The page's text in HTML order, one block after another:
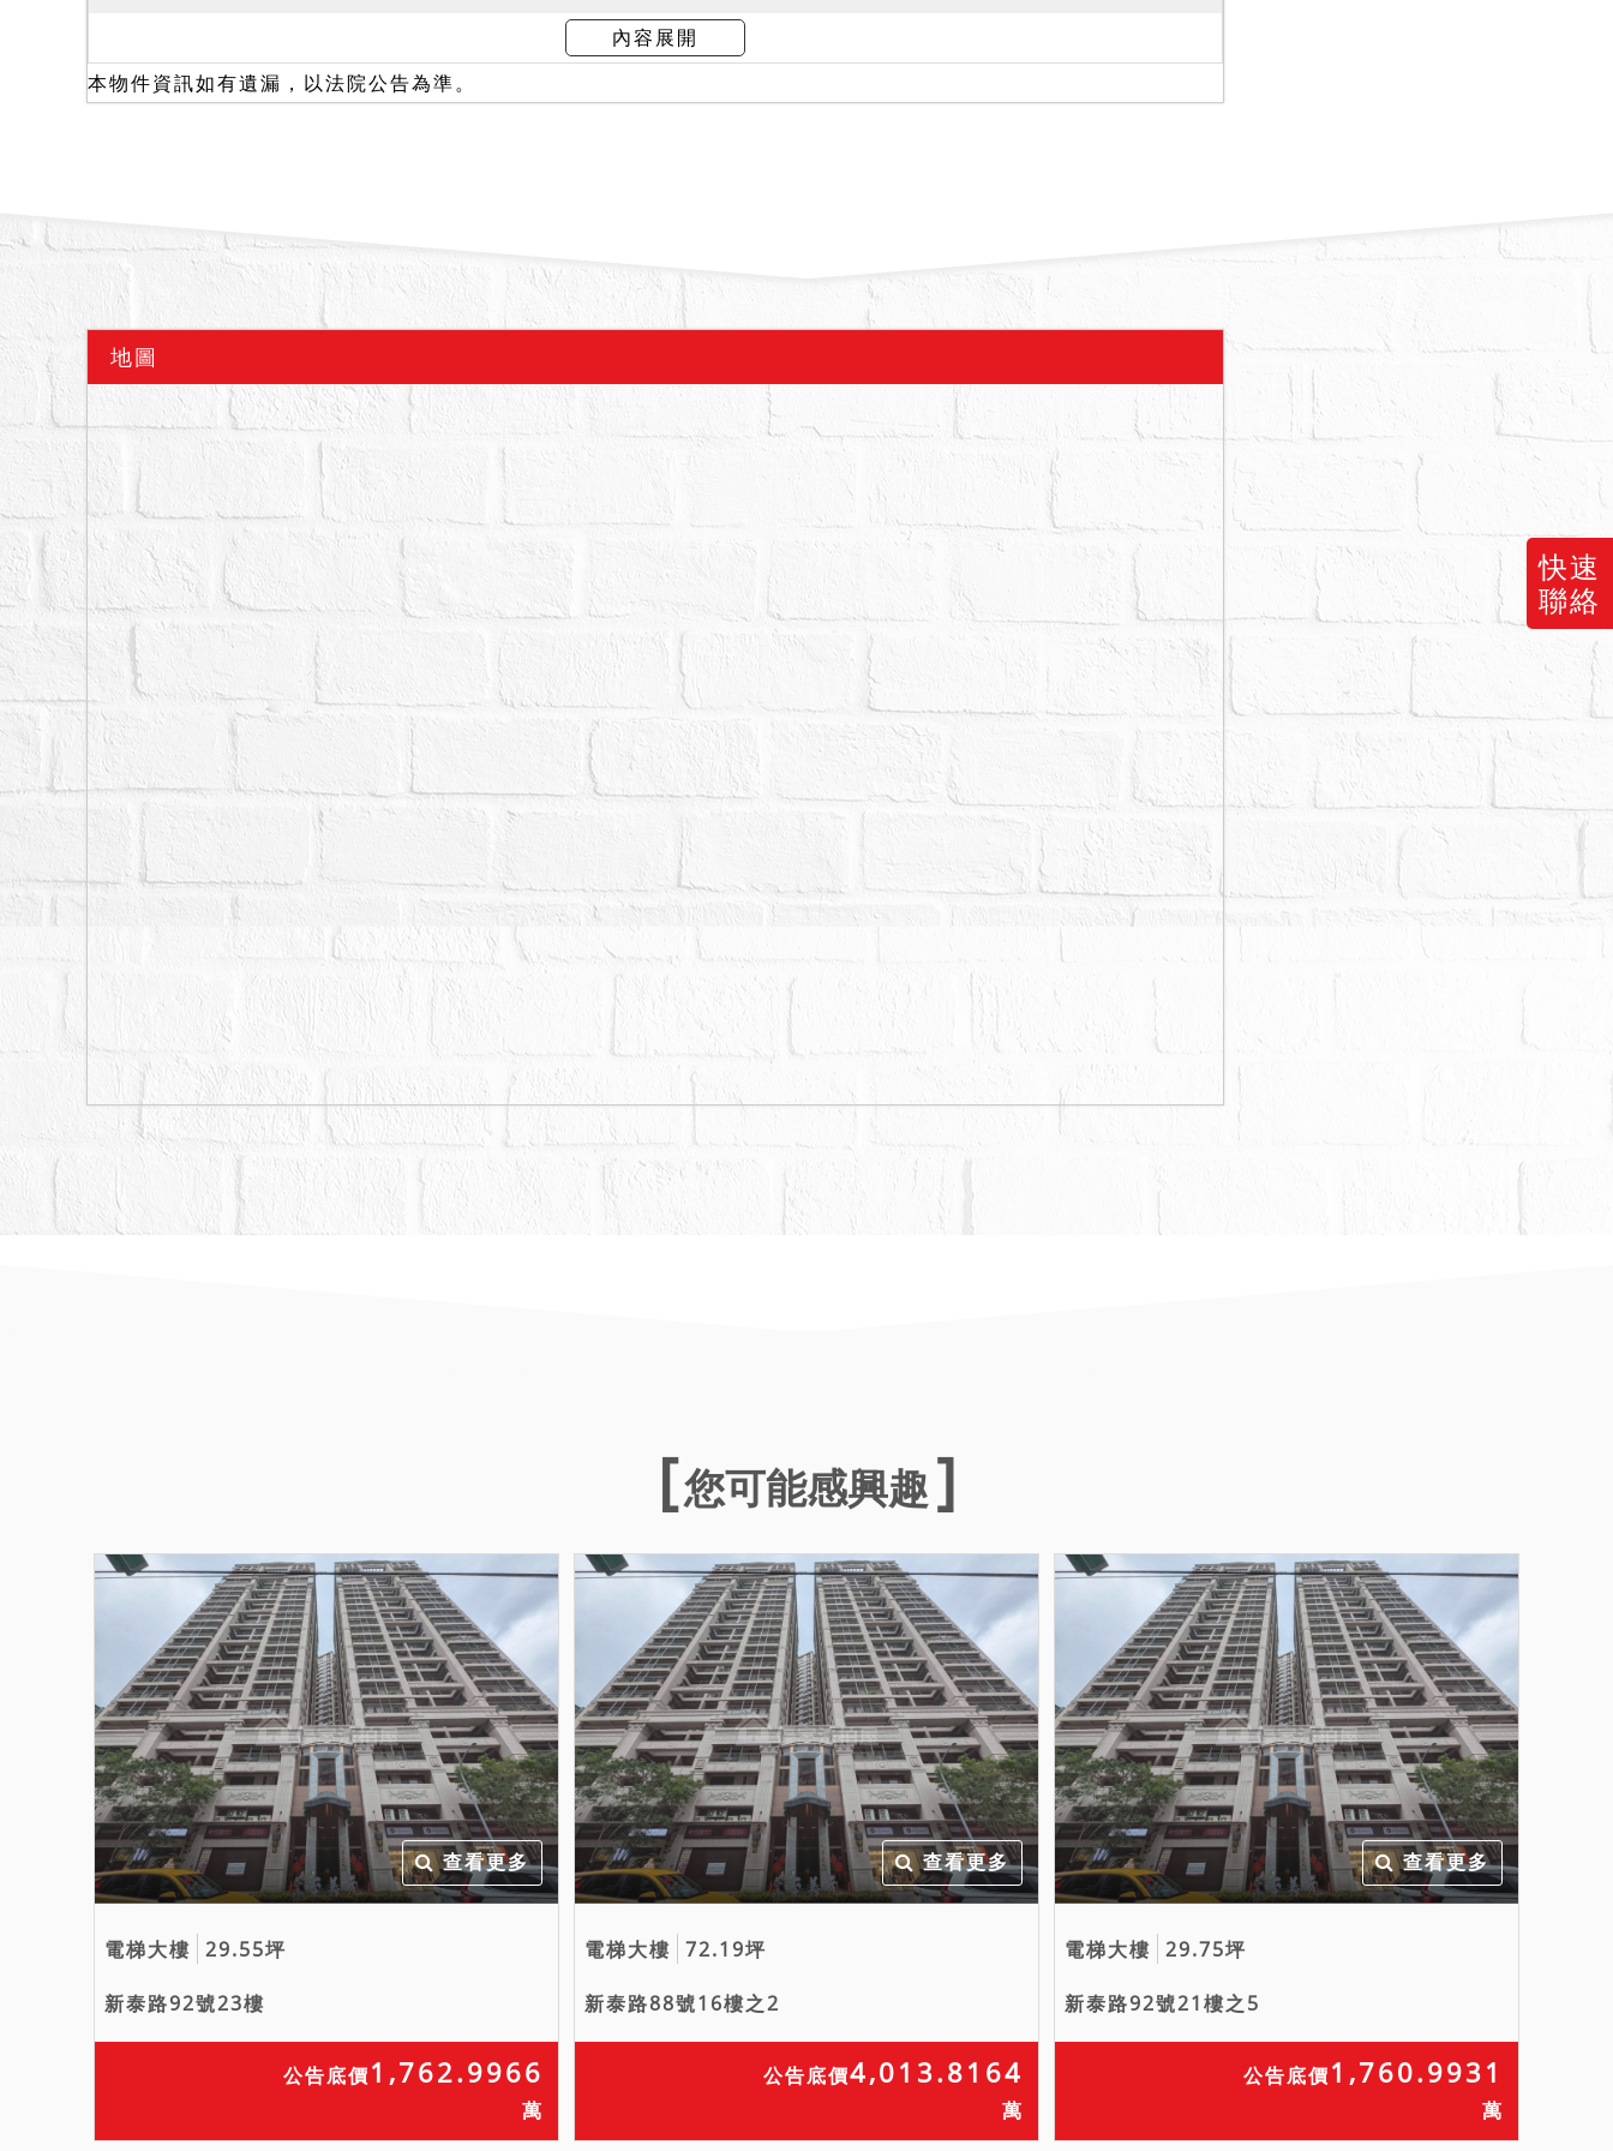
快速
聯絡
標的5155建號為增建，為頂樓鐵皮增建，與隔壁增建共用大門，進入後又分左右兩側門
口，拍定人或得標人應負擔被拆除危險，不得異議。
備註
四、拍定後須通知優先承買權人行使優先承買權，可能需相當時日（數月至數年不等）。
若有優先承買權爭議，於該爭議確定時，始核發權利移轉證書。倘有優先承買權人聲明優
先承買，保證金於優先承買權人繳足價金後始發還。
生非自然死亡等情形。又依鑑定報告稱，該標的之土地為住宅區。另據本院查封時發現及
債權人表示，標的建物有嚴重壁癌情形。惟因調查限度難以查明，相關調查結果及使用限
制請投標人自行向主管機關查明並評估衡量，綜合考量相關風險再行投標。拍定後，債權
人、債務人、拍定人或其他關係人，均不得以本院就上開事由所載使用情形不明或未盡調
查能事等理由，請求增減價金或聲請撤銷拍賣。
六、刊登於新聞紙之公告、本院郵寄之通知、網路公告或以其他方式或管道標示之內容，
如與本院公告欄張貼之公告內容不符時，一律以本院公告欄張貼之拍賣公告內容為準。
七、本件拍賣標的之原所有權人或使用人如有積欠工程受益費、水電費、瓦斯費、管理費
等費用，應由拍定人自行查明後與相關單位洽商解決。
八、為維護交易秩序，保障當事人合理權益：（1）若有停止、撤回、撤銷、延緩強制執
行之事由，而其事由確實發生於本案標的拍定日或拍定日前，縱已拍定，本院亦得撤銷拍
定，無息返還已經繳交之款項，應買人、拍定人、債權人、債務人均不得異議，不同意之
應買人請勿參與本案投標，請另行透過其他方式或管道購買不動產。（2）因虛偽、未據
實、及時陳述及提供資料、隱匿資料、偽造文書、詐欺等故意或過失行為（均包括口頭說
明及書面文件），致新北地院及所屬承辦人員，受有損害賠償之請求，債權人、債務人應
對新北地院及其所屬承辦人員所受之損害，負擔賠償責任。（3）拍定人持本院核發之權
利移轉證書，若有無法辦理拍賣標的所有權移轉登記之情形，得由本院撤銷拍定，無息退
還拍定人繳交款項，應買人、拍定人、債權人、債務人均不得異議，不同意之應買人請勿
參與投標，請另行透過其他方式或管道購買不動產。
九、本拍賣公告所載不動產面積，係以查封時之謄本為依據，如地政機關於查封後實施重
測，則其面積應以重測結果為準。經拍定後，債權人、債務人、拍定人或其他關係人，均
不得以重測後面積與公告不符，聲請增減價金或撤銷拍賣。
內容展開
本物件資訊如有遺漏，以法院公告為準。
地圖
您可能感興趣
查看更多
電梯大樓 29.55坪
新泰路92號23樓
公告底價1,762.9966
萬
查看更多
電梯大樓 72.19坪
新泰路88號16樓之2
公告底價4,013.8164
萬
查看更多
電梯大樓 29.75坪
新泰路92號21樓之5
公告底價1,760.9931
萬